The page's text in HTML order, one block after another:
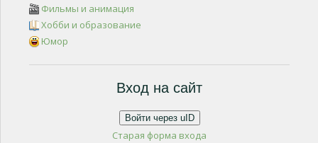
Фильмы и анимация
Хобби и образование
Юмор
Вход на сайт
Войти через uID
Старая форма входа